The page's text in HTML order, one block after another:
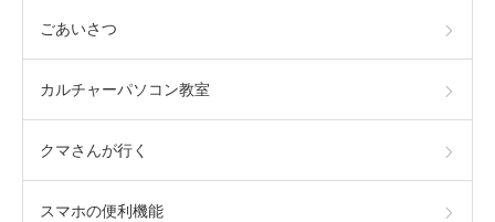
ごあいさつ
カルチャーパソコン教室
クマさんが行く
スマホの便利機能